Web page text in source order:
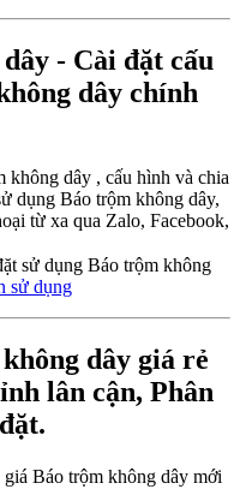
- Cài đặt cấu
dây chính
không dây , cấu hình và chia
dụng Báo trộm không dây,
từ xa qua Zalo, Facebook,
sử dụng Báo trộm không
sử dụng
dây giá rẻ
lân cận, Phân
Báo trộm không dây mới